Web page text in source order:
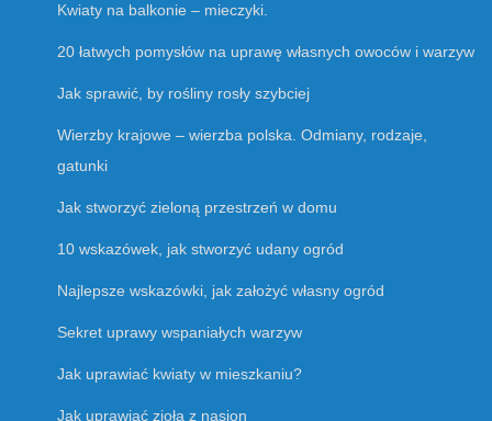
Kwiaty na balkonie – mieczyki.
20 łatwych pomysłów na uprawę własnych owoców i warzyw
Jak sprawić, by rośliny rosły szybciej
Wierzby krajowe – wierzba polska. Odmiany, rodzaje,
gatunki
Jak stworzyć zieloną przestrzeń w domu
10 wskazówek, jak stworzyć udany ogród
Najlepsze wskazówki, jak założyć własny ogród
Sekret uprawy wspaniałych warzyw
Jak uprawiać kwiaty w mieszkaniu?
Jak uprawiać zioła z nasion